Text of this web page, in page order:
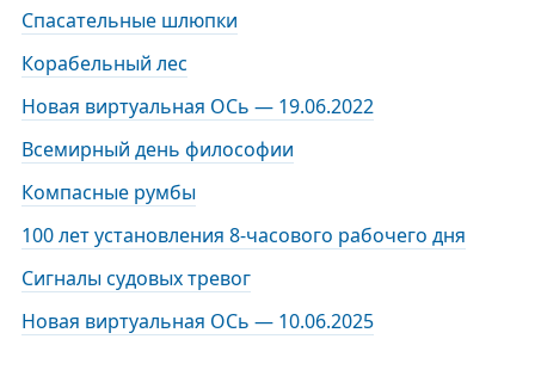
Спасательные шлюпки
Корабельный лес
Новая виртуальная ОСь — 19.06.2022
Всемирный день философии
Компасные румбы
100 лет установления 8-часового рабочего дня
Сигналы судовых тревог
Новая виртуальная ОСь — 10.06.2025